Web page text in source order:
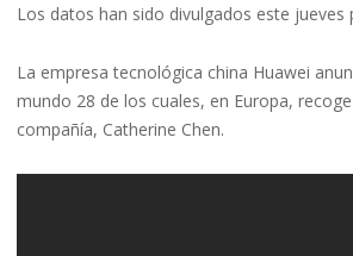
Los datos han sido divulgados este
La empresa tecnológica china Huawei
mundo 28 de los cuales, en Europa,
compañía, Catherine Chen.